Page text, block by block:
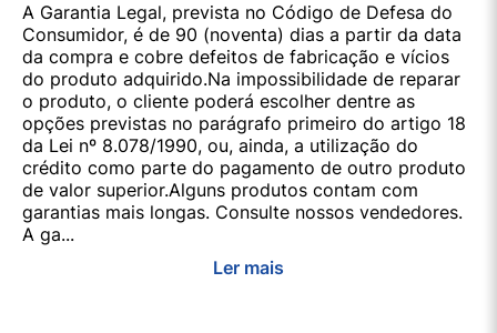
A Garantia Legal, prevista no Código de Defesa do
Consumidor, é de 90 (noventa) dias a partir da data
da compra e cobre defeitos de fabricação e vícios
do produto adquirido.Na impossibilidade de reparar
o produto, o cliente poderá escolher dentre as
opções previstas no parágrafo primeiro do artigo 18
da Lei nº 8.078/1990, ou, ainda, a utilização do
crédito como parte do pagamento de outro produto
de valor superior.Alguns produtos contam com
garantias mais longas. Consulte nossos vendedores.
A ga...
Ler mais